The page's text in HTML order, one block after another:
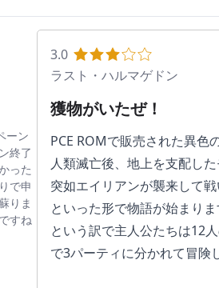
3.0
ラスト・ハルマゲドン
獲物がいたぜ！
PCE ROMで販売された異色
人類滅亡後、地上を支配し
突如エイリアンが襲来して
といった形で物語が始まり
という訳で主人公たちは12
で3パーティに分かれて冒険
ーン
終了
った
で申
りま
すね